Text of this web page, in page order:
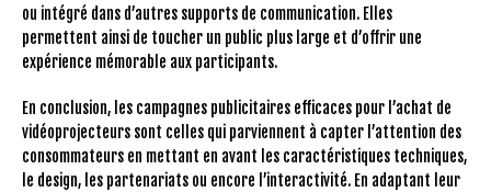
ou intégré dans d’autres supports de communication. Elles
permettent ainsi de toucher un public plus large et d’offrir une
expérience mémorable aux participants.
En conclusion, les campagnes publicitaires efficaces pour l’achat de
vidéoprojecteurs sont celles qui parviennent à capter l’attention des
consommateurs en mettant en avant les caractéristiques techniques,
le design, les partenariats ou encore l’interactivité. En adaptant leur